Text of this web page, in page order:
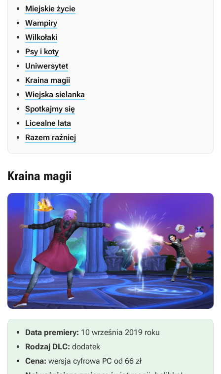
Miejskie życie
Wampiry
Wilkołaki
Psy i koty
Uniwersytet
Kraina magii
Wiejska sielanka
Spotkajmy się
Licealne lata
Razem raźniej
Kraina magii
Data premiery: 10 września 2019 roku
Rodzaj DLC: dodatek
Cena: wersja cyfrowa PC od 66 zł